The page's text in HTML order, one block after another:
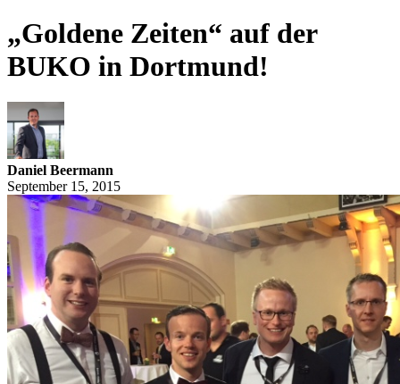
„Goldene Zeiten“ auf der
BUKO in Dortmund!
Daniel Beermann
September 15, 2015